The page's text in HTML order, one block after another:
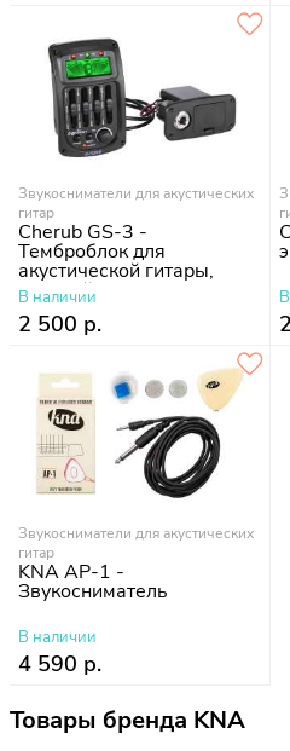
Звукосниматели для акустических
гитар
Cherub GS-3 -
Темброблок для
акустической гитары,
врезной
В наличии
2 500 р.
Звукосниматели для акустических
гитар
KNA AP-1 -
Звукосниматель
В наличии
4 590 р.
Товары бренда KNA